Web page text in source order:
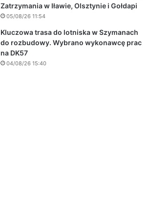
Zatrzymania w Iławie, Olsztynie i Gołdapi
05/08/26 11:54
Kluczowa trasa do lotniska w Szymanach
do rozbudowy. Wybrano wykonawcę prac
na DK57
04/08/26 15:40